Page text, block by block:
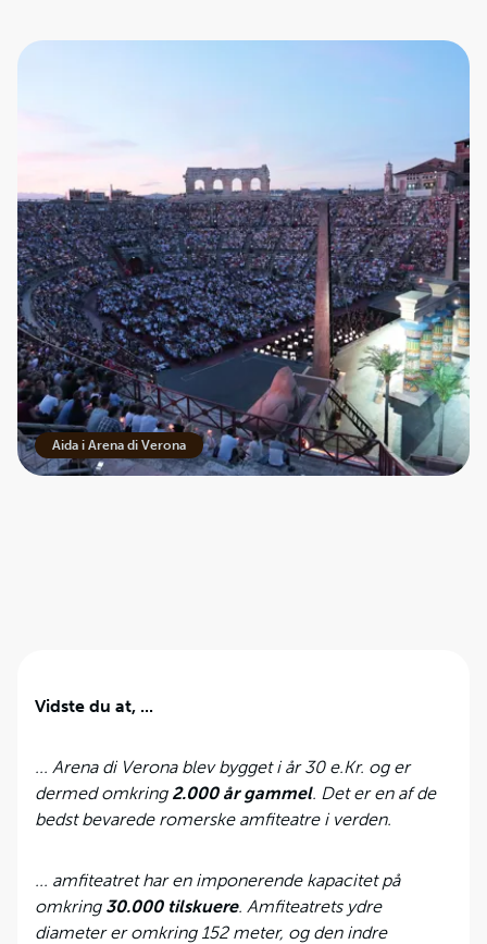
Aida i Arena di Verona
Vidste du at, ...
... Arena di Verona blev bygget i år 30 e.Kr. og er
dermed omkring2.000 år gammel. Det er en af ​​de
bedst bevarede romerske amfiteatre i verden.
... amfiteatret har en imponerende kapacitet på
omkring 30.000 tilskuere. Amfiteatrets ydre
diameter er omkring 152 meter, og den indre